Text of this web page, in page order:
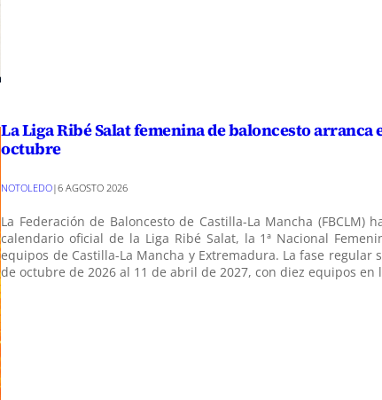
La Liga Ribé Salat femenina de baloncesto arranca
octubre
NOTOLEDO|6 AGOSTO 2026
La Federación de Baloncesto de Castilla-La Mancha (FBCLM)
calendario oficial de la Liga Ribé Salat, la 1ª Nacional
equipos de Castilla-La Mancha y Extremadura. La fase regular
de octubre de 2026 al 11 de abril de 2027, con diez equipos en